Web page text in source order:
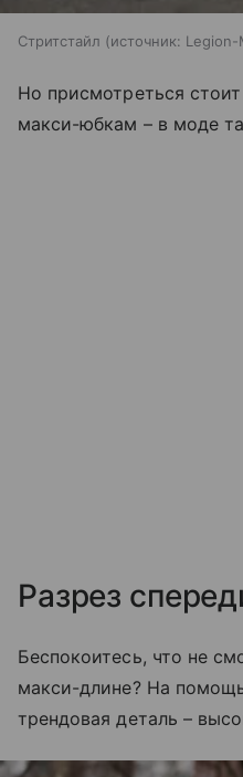
Стритстайл источник: Legion-
Но присмотреться
макси-юбкам – в моде
Разрез
Беспокоитесь, что не
макси-длине? На
трендовая деталь –